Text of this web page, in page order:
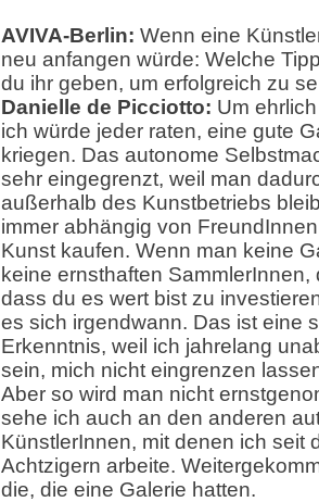
AVIVA-Berlin: Wenn eine
neu anfangen würde: Welche
du ihr geben, um erfolgreich zu
Danielle de Picciotto: Um
ich würde jeder raten, eine gute
kriegen. Das autonome
sehr eingegrenzt, weil man
außerhalb des Kunstbetriebs
immer abhängig von
Kunst kaufen. Wenn man keine
keine ernsthaften SammlerInnen,
dass du es wert bist zu
es sich irgendwann. Das ist eine
Erkenntnis, weil ich jahrelang
sein, mich nicht eingrenzen
Aber so wird man nicht
sehe ich auch an den anderen
KünstlerInnen, mit denen ich seit
Achtzigern arbeite.
die, die eine Galerie hatten.